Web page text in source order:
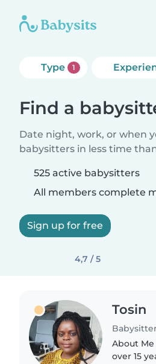
Type 1
Find a
Date night, work, or when
babysitters in less time
525 active babysitters
All members complete
Sign up for free
4,7 / 5
Tosin
About
over 15